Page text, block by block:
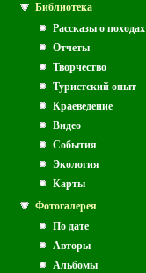
Библиотека
Рассказы о походах
Отчеты
Творчество
Туристский опыт
Краеведение
Видео
События
Экология
Карты
Фотогалерея
По дате
Авторы
Альбомы